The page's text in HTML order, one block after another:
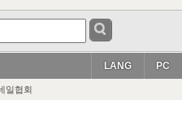
PC
LANG
일협회